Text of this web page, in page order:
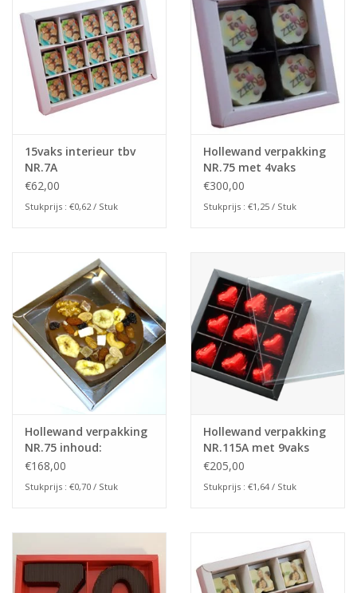
15vaks interieur tbv
NR.7A
€62,00
Stukprijs : €0,62 / Stuk
Hollewand verpakking
NR.75 met 4vaks
interieur (240stuks)
€300,00
Stukprijs : €1,25 / Stuk
Hollewand verpakking
NR.75 inhoud:
75x75x25mm
€168,00
Stukprijs : €0,70 / Stuk
Hollewand verpakking
NR.115A met 9vaks
interieur (125stuks)
€205,00
Stukprijs : €1,64 / Stuk